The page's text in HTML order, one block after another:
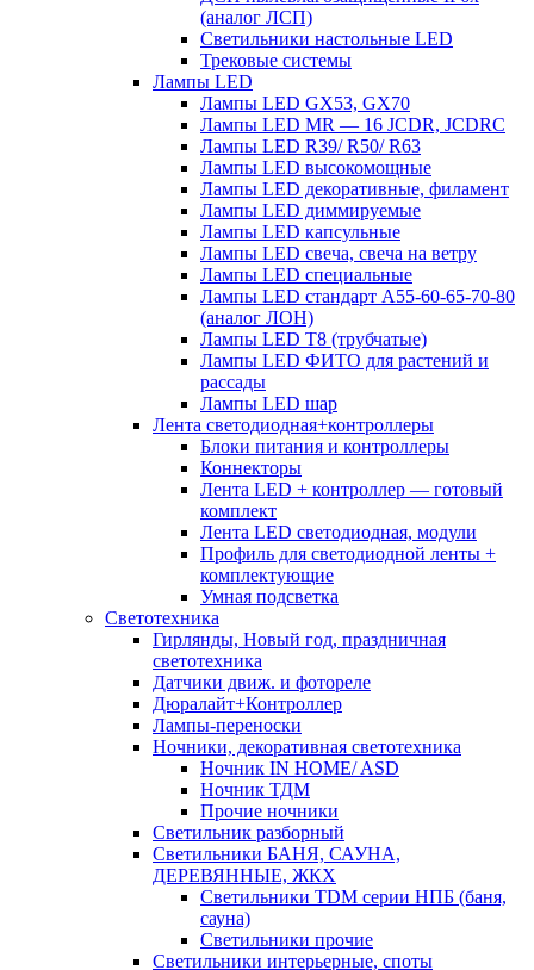
(аналог ЛСП)
Светильники настольные LED
Трековые системы
Лампы LED
Лампы LED GX53, GX70
Лампы LED MR — 16 JCDR, JCDRC
Лампы LED R39/ R50/ R63
Лампы LED высокомощные
Лампы LED декоративные, филамент
Лампы LED диммируемые
Лампы LED капсульные
Лампы LED свеча, свеча на ветру
Лампы LED специальные
Лампы LED стандарт А55-60-65-70-80
(аналог ЛОН)
Лампы LED Т8 (трубчатые)
Лампы LED ФИТО для растений и
рассады
Лампы LED шар
Лента светодиодная+контроллеры
Блоки питания и контроллеры
Коннекторы
Лента LED + контроллер — готовый
комплект
Лента LED светодиодная, модули
Профиль для светодиодной ленты +
комплектующие
Умная подсветка
Светотехника
Гирлянды, Новый год, праздничная
светотехника
Датчики движ. и фотореле
Дюралайт+Контроллер
Лампы-переноски
Ночники, декоративная светотехника
Ночник IN HOME/ ASD
Ночник ТДМ
Прочие ночники
Светильник разборный
Светильники БАНЯ, САУНА,
ДЕРЕВЯННЫЕ, ЖКХ
Светильники TDM серии НПБ (баня,
сауна)
Светильники прочие
Светильники интерьерные, споты